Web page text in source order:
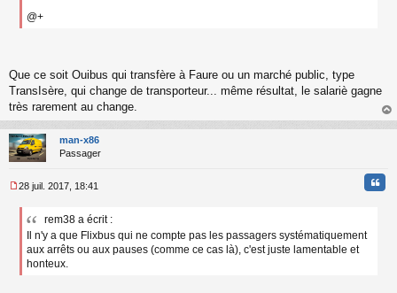
@+
Que ce soit Ouibus qui transfère à Faure ou un marché public, type
TransIsère, qui change de transporteur... même résultat, le salariè gagne
très rarement au change.
au
man-x86
Passager
e
e
28 juil. 2017, 18:41
rem38 a écrit :
Il n'y a que Flixbus qui ne compte pas les passagers systématiquement
aux arrêts ou aux pauses (comme ce cas là), c'est juste lamentable et
honteux.